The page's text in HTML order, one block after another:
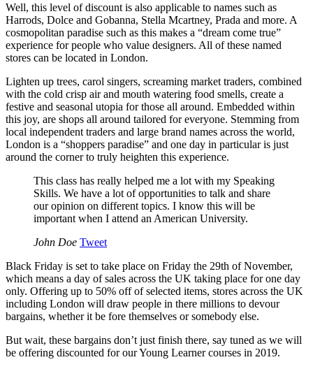
Well, this level of discount is also applicable to names such as
Harrods, Dolce and Gobanna, Stella Mcartney, Prada and more. A
cosmopolitan paradise such as this makes a “dream come true”
experience for people who value designers. All of these named
stores can be located in London.
Lighten up trees, carol singers, screaming market traders, combined
with the cold crisp air and mouth watering food smells, create a
festive and seasonal utopia for those all around. Embedded within
this joy, are shops all around tailored for everyone. Stemming from
local independent traders and large brand names across the world,
London is a “shoppers paradise” and one day in particular is just
around the corner to truly heighten this experience.
This class has really helped me a lot with my Speaking
Skills. We have a lot of opportunities to talk and share
our opinion on different topics. I know this will be
important when I attend an American University.
John Doe Tweet
Black Friday is set to take place on Friday the 29th of November,
which means a day of sales across the UK taking place for one day
only. Offering up to 50% off of selected items, stores across the UK
including London will draw people in there millions to devour
bargains, whether it be fore themselves or somebody else.
But wait, these bargains don’t just finish there, say tuned as we will
be offering discounted for our Young Learner courses in 2019.